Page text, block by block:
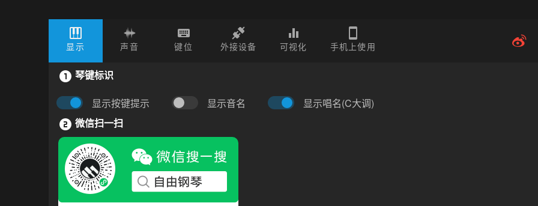
显示 声音 键位 外接设备 可视化 手机上使用
琴键标识
显示按键提示 显示音名 显示唱名(C大调)
微信扫一扫